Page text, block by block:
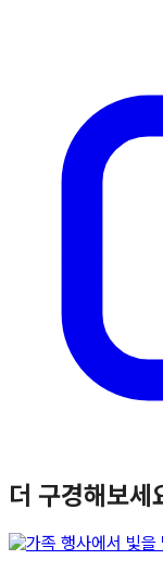
더 구경해보세